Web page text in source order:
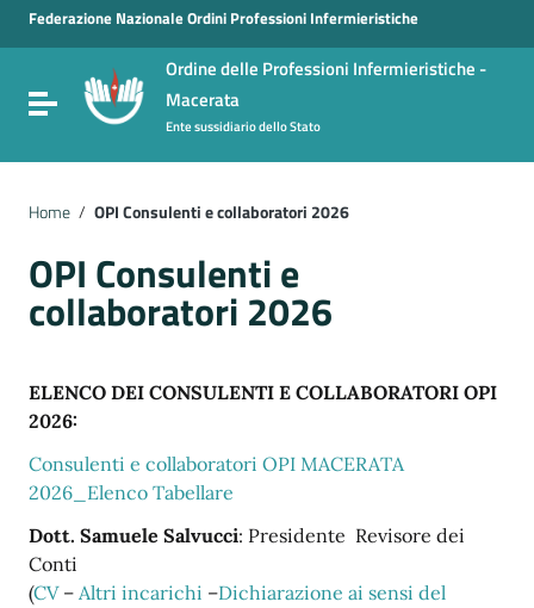
Vai ai contenuti
Vai al menu di navigazione
Vai al footer
Federazione Nazionale Ordini Professioni Infermieristiche
Attiva / disattiva la navigazione
Ordine delle Professioni Infermieristiche -
Macerata
Ente sussidiario dello Stato
Home / OPI Consulenti e collaboratori 2026
OPI Consulenti e
collaboratori 2026
ELENCO DEI CONSULENTI E COLLABORATORI OPI
2026:
Consulenti e collaboratori OPI MACERATA
2026_Elenco Tabellare
Dott. Samuele Salvucci: Presidente Revisore dei
Conti
(CV– Altri incarichi –Dichiarazione ai sensi del